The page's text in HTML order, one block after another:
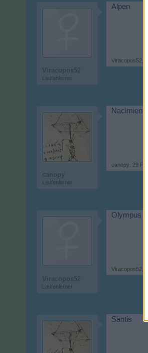
Viracopos52
Laufenlerner
Alpen
Viracopos52
canopy
Laufenlerner
Nacimiento
canopy 29
Viracopos52
Laufenlerner
Olympus
Viracopos52
Säntis